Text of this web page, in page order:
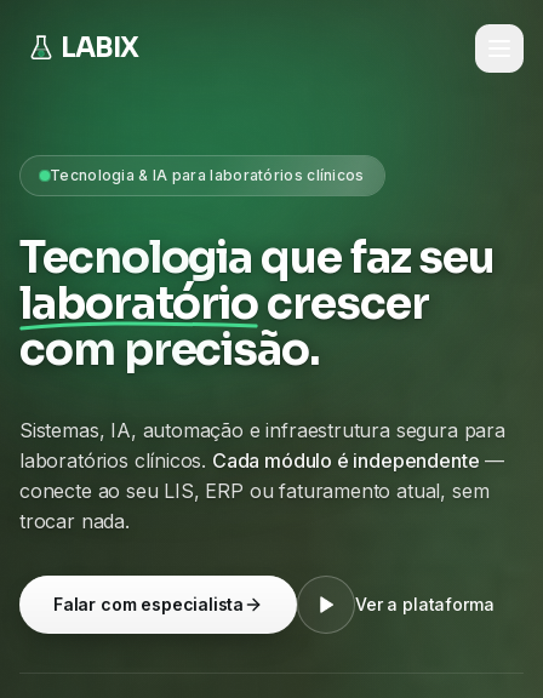
LABIX
Tecnologia & IA para laboratórios clínicos
Tecnologia que faz seu
laboratóriocrescer
com precisão.
Sistemas, IA, automação e infraestrutura segura para
laboratórios clínicos. Cada módulo é independente —
conecte ao seu LIS, ERP ou faturamento atual, sem
trocar nada.
Falar com especialista Ver a plataforma